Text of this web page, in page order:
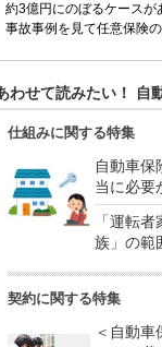
約3億円にのぼるケースが
事故事例を見て任意保険
わせて読みたい！ 自
仕組みに関する特集
自動車保
当に必要
「運転
族」の範
契約に関する特集
＜自動車